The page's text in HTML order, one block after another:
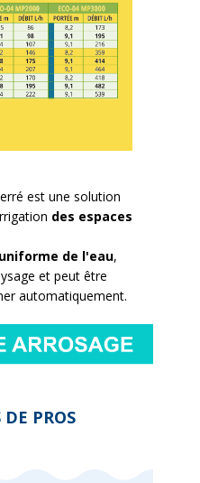
est une solution
des espaces
de l'eau,
et peut être
automatiquement.
PROS